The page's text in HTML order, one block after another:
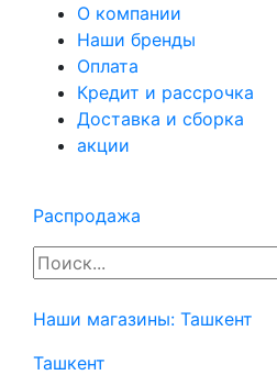
О компании
Наши бренды
Оплата
Кредит и рассрочка
Доставка и сборка
акции
Распродажа
Наши магазины: Ташкент
Ташкент